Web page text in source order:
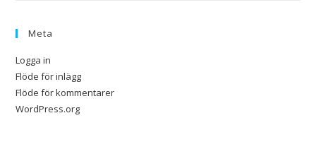
Meta
Logga in
Flöde för inlägg
Flöde för kommentarer
WordPress.org